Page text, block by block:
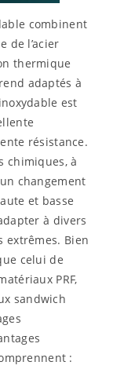
combinent
de l’acier
thermique
adaptés à
est
résistance.
chimiques, à
changement
et basse
à divers
Bien
celui de
PRF,
sandwich
: